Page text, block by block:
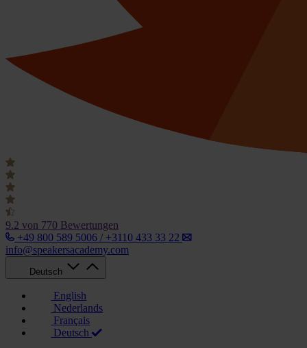
9.2 von 770 Bewertungen
+49 800 589 5006 / +3110 433 33 22
info@speakersacademy.com
Deutsch
English
Nederlands
Français
Deutsch